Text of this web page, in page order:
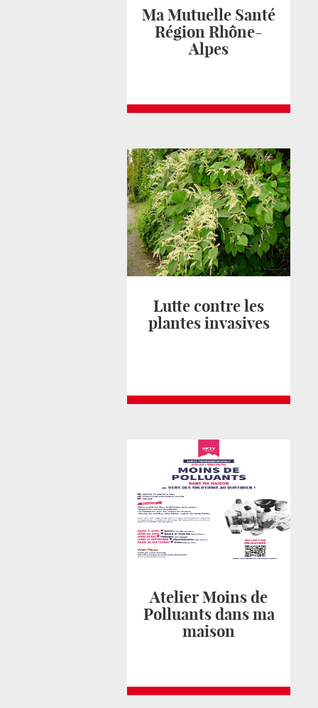
Ma Mutuelle Santé
Région Rhône-
Alpes
Lutte contre les
plantes invasives
Atelier Moins de
Polluants dans ma
maison